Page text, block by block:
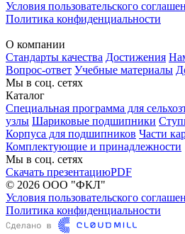
Условия пользовательского
Политика конфиденциальности
О компании
Стандарты качества Достижения
Вопрос-ответ Учебные материалы
Мы в соц. сетях
Каталог
Специальная программа для
узлы Шариковые подшипники
Корпуса для подшипников Части
Комплектующие и принадлежности
Мы в соц. сетях
Скачать презентациюPDF
© 2026 ООО "ФКЛ"
Условия пользовательского
Политика конфиденциальности